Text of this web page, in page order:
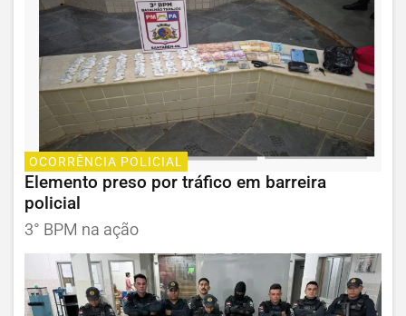
OCORRÊNCIA POLICIAL
Elemento preso por tráfico em barreira
policial
3° BPM na ação